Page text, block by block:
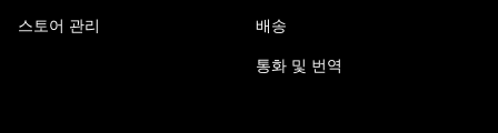
스토어 관리 배송
통화 및 번역